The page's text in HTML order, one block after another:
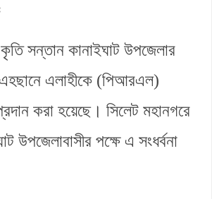
সন্তান কানাইঘাট উপজেলার
এলাহীকে (পিআরএল)
করা হয়েছে। সিলেট মহানগরে
উপজেলাবাসীর পক্ষে এ সংধর্বনা